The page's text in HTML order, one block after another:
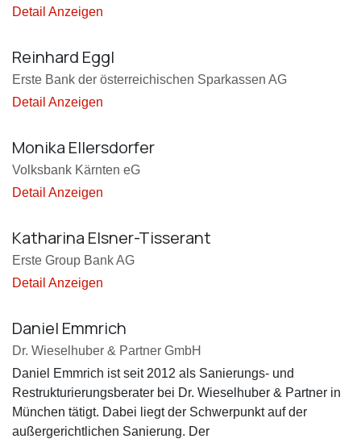
Detail Anzeigen
Reinhard Eggl
Erste Bank der österreichischen Sparkassen AG
Detail Anzeigen
Monika Ellersdorfer
Volksbank Kärnten eG
Detail Anzeigen
Katharina Elsner-Tisserant
Erste Group Bank AG
Detail Anzeigen
Daniel Emmrich
Dr. Wieselhuber & Partner GmbH
Daniel Emmrich ist seit 2012 als Sanierungs- und
Restrukturierungsberater bei Dr. Wieselhuber & Partner in
München tätigt. Dabei liegt der Schwerpunkt auf der
außergerichtlichen Sanierung. Der